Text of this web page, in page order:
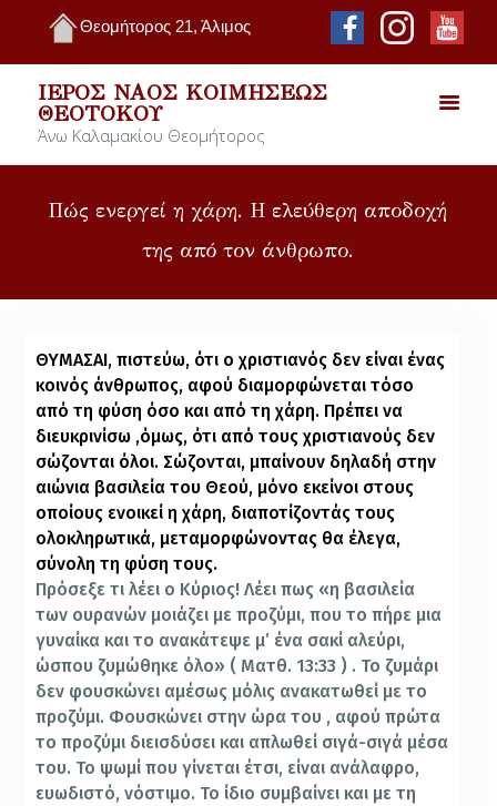
Θεομήτορος 21, Άλιμος
ΙΕΡΌΣ ΝΑΌΣ ΚΟΙΜΉΣΕΩΣ
ΘΕΟΤΌΚΟΥ
Άνω Καλαμακίου Θεομήτορος
Πώς ενεργεί η χάρη. Η ελεύθερη αποδοχή
της από τον άνθρωπο.
ΘΥΜΑΣΑΙ, πιστεύω, ότι ο χριστιανός δεν είναι ένας
κοινός άνθρωπος, αφού διαμορφώνεται τόσο
από τη φύση όσο και από τη χάρη. Πρέπει να
διευκρινίσω ,όμως, ότι από τους χριστιανούς δεν
σώζονται όλοι. Σώζονται, μπαίνουν δηλαδή στην
αιώνια βασιλεία του Θεού, μόνο εκείνοι στους
οποίους ενοικεί η χάρη, διαποτίζοντάς τους
ολοκληρωτικά, μεταμορφώνοντας θα έλεγα,
σύνολη τη φύση τους.
Πρόσεξε τι λέει ο Κύριος! Λέει πως «η βασιλεία
των ουρανών μοιάζει με προζύμι, που το πήρε μια
γυναίκα και το ανακάτεψε μ’ ένα σακί αλεύρι,
ώσπου ζυμώθηκε όλο» ( Ματθ. 13:33 ) . Το ζυμάρι
δεν φουσκώνει αμέσως μόλις ανακατωθεί με το
προζύμι. Φουσκώνει στην ώρα του , αφού πρώτα
το προζύμι διεισδύσει και απλωθεί σιγά-σιγά μέσα
του. Το ψωμί που γίνεται έτσι, είναι ανάλαφρο,
ευωδιστό, νόστιμο. Το ίδιο συμβαίνει και με τη